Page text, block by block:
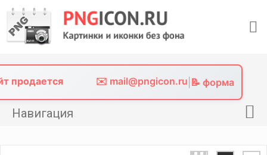
content
продается ✉️ mail@pngicon.ru 📝 форма
Навигация